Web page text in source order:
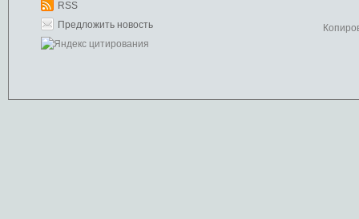
RSS
Предложить новость